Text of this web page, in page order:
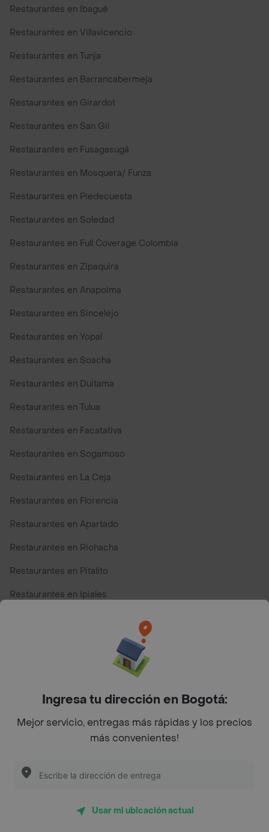
Restaurantes en Ibagué
Restaurantes en Villavicencio
Restaurantes en Tunja
Restaurantes en Barrancabermeja
Restaurantes en Girardot
Restaurantes en San Gil
Restaurantes en Fusagasugá
Restaurantes en Mosquera/ Funza
Restaurantes en Piedecuesta
Restaurantes en Soledad
Restaurantes en Full Coverage Colombia
Restaurantes en Zipaquira
Restaurantes en Anapoima
Restaurantes en Sincelejo
Restaurantes en Yopal
Restaurantes en Soacha
Restaurantes en Duitama
Restaurantes en Tulua
Restaurantes en Facatativa
Restaurantes en Sogamoso
Restaurantes en La Ceja
Restaurantes en Florencia
Restaurantes en Apartado
Restaurantes en Riohacha
Restaurantes en Pitalito
Restaurantes en Ipiales
Top Marcas y Cadenas de Restaurantes
Encuéntranos en estos países
App Store Google play
Restaurantes cerca de mi para pedir Comida a Domicilio -
Ingresa tu dirección en Bogotá:
Mejor servicio, entregas más rápidas y los precios
más convenientes!
Usar mi ubicación actual